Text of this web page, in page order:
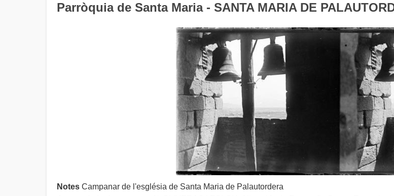
Parròquia de Santa Maria - SANTA MARIA DE
Notes Campanar de l'església de Santa Maria de Palautordera